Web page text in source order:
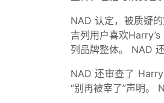
NAD 认定，被质疑
吉列用户喜欢
列品牌整体。 NAD
NAD 还审查了
“别再被宰了”声明。